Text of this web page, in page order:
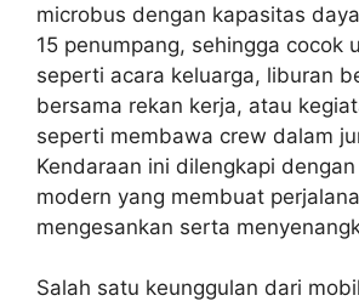
microbus dengan kapasitas
15 penumpang, sehingga cocok
seperti acara keluarga, liburan
bersama rekan kerja, atau
seperti membawa crew dalam
Kendaraan ini dilengkapi
modern yang membuat
mengesankan serta
Salah satu keunggulan dari